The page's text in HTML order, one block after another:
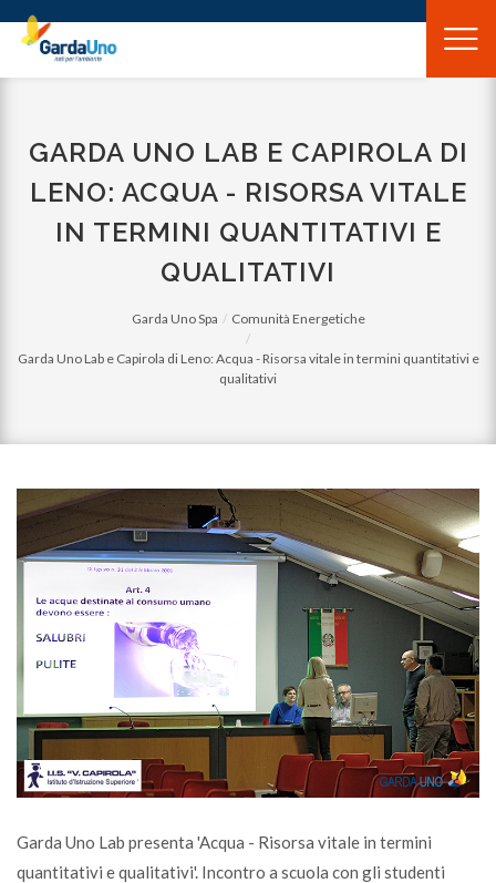
Gardauno
Spa
GARDA UNO LAB E CAPIROLA DI
LENO: ACQUA - RISORSA VITALE
IN TERMINI QUANTITATIVI E
QUALITATIVI
Garda Uno Spa Comunità Energetiche
Garda Uno Lab e Capirola di Leno: Acqua - Risorsa vitale in termini quantitativi e
qualitativi
Garda Uno Lab presenta 'Acqua - Risorsa vitale in termini
quantitativi e qualitativi'. Incontro a scuola con gli studenti